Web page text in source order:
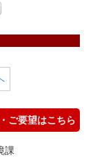
ご要望はこちら
課